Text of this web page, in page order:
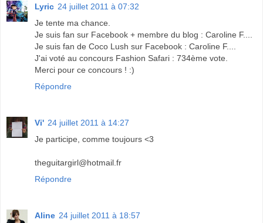
Lyric 24 juillet 2011 à 07:32
Je tente ma chance.
Je suis fan sur Facebook + membre du blog : Caroline F....
Je suis fan de Coco Lush sur Facebook : Caroline F....
J'ai voté au concours Fashion Safari : 734ème vote.
Merci pour ce concours ! :)
Répondre
Vi' 24 juillet 2011 à 14:27
Je participe, comme toujours <3
theguitargirl@hotmail.fr
Répondre
Aline 24 juillet 2011 à 18:57